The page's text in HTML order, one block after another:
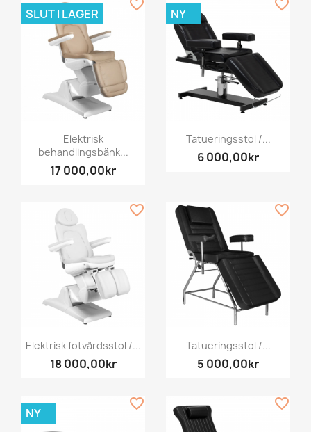
Elektrisk
behandlingsbänk...
17 000,00kr
SLUT I LAGER
favorite_border
Tatueringsstol /...
6 000,00kr
NY
favorite_border
Elektrisk fotvårdsstol /...
18 000,00kr
favorite_border
Tatueringsstol /...
5 000,00kr
favorite_border
NY
favorite_border favorite_border